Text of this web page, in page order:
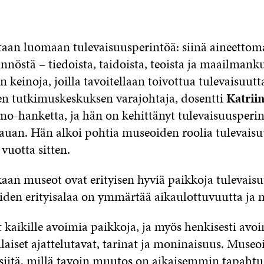
luomaan tulevaisuusperintöä: siinä
– tiedoista, taidoista, teoista ja
keinoja, joilla tavoitellaan toivottua
tutkimuskeskuksen varajohtaja, dosentti
hanketta, ja hän on kehittänyt
Hän alkoi pohtia museoiden roolia
sitten.
museot ovat erityisen hyviä paikkoja
erityisalaa on ymmärtää aikaulottuvuutta ja
kaikille avoimia paikkoja, ja myös henkisesti
ajattelutavat, tarinat ja moninaisuus.